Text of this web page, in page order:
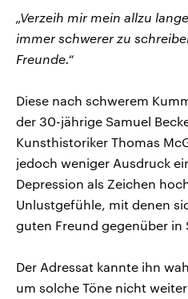
Audio-Archiv
„Verzeih mir mein allzu
immer schwerer zu
Freunde.“
Diese nach schwerem
der 30-jährige Samuel
Kunsthistoriker Thomas
jedoch weniger Ausdruck
Depression als Zeichen
Unlustgefühle, mit denen
guten Freund gegenüber in
Der Adressat kannte ihn
um solche Töne nicht